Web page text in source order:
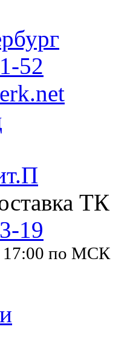
52
ТК
19
17:00 по МСК